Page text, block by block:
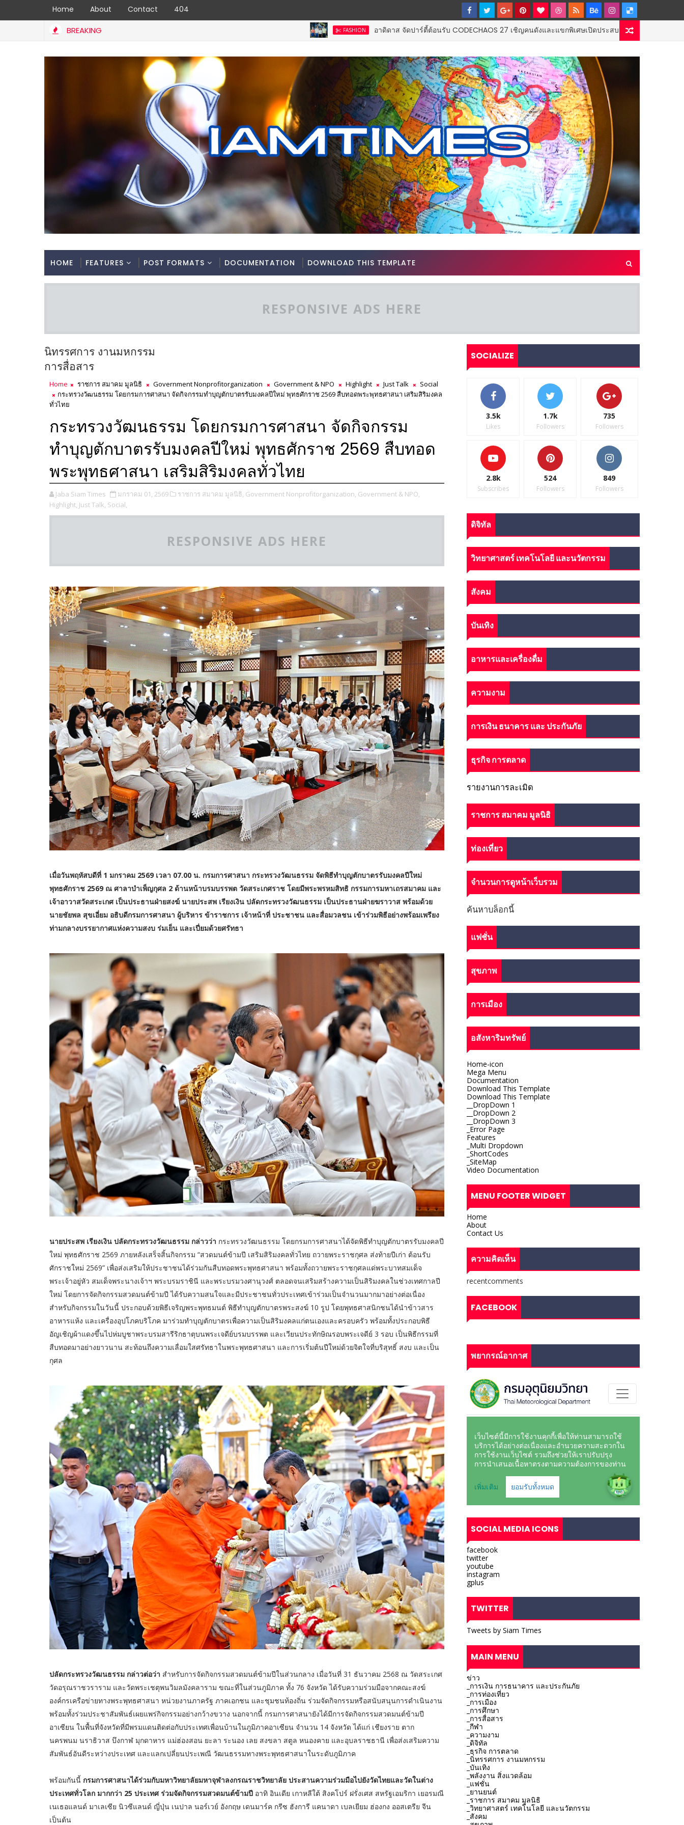
Home About Contact 404
BREAKING อาดิดาส จัดปาร์ตี้ต้อนรับ CODECHAOS 27 เชิญคนดังและแขกพิเศษเปิดประสบการณ์สุดมันส์ “THE CODECHAOS
HOME FEATURES POST FORMATS DOCUMENTATION DOWNLOAD THIS TEMPLATE
RESPONSIVE ADS HERE
นิทรรศการ งานมหกรรม
การสื่อสาร
Home ราชการ สมาคม มูลนิธิ Government Nonprofitorganization Government & NPO Highlight Just Talk
Social
กระทรวงวัฒนธรรม โดยกรมการศาสนา จัดกิจกรรมทำบุญตักบาตรรับมงคลปีใหม่ พุทธศักราช 2569 สืบทอดพระพุทธศาสนา เสริมสิริมงคล
ทั่วไทย
กระทรวงวัฒนธรรม โดยกรมการศาสนา จัดกิจกรรม
ทำบุญตักบาตรรับมงคลปีใหม่ พุทธศักราช 2569 สืบทอด
พระพุทธศาสนา เสริมสิริมงคลทั่วไทย
Jaba Siam Times มกราคม 01, 2569 ราชการ สมาคม มูลนิธิ, Government Nonprofitorganization, Government & NPO,
Highlight, Just Talk, Social,
RESPONSIVE ADS HERE
เมื่อวันพฤหัสบดีที่ 1 มกราคม 2569 เวลา 07.00 น. กรมการศาสนา กระทรวงวัฒนธรรม จัดพิธีทำบุญตักบาตรรับมงคลปีใหม่
พุทธศักราช 2569 ณ ศาลาบำเพ็ญกุศล 2 ด้านหน้าบรมบรรพต วัดสระเกศราช โดยมีพระพรหมสิทธิ กรรมการมหาเถรสมาคม และ
เจ้าอาวาสวัดสระเกศ เป็นประธานฝ่ายสงฆ์ นายประสพ เรียงเงิน ปลัดกระทรวงวัฒนธรรม เป็นประธานฝ่ายฆราวาส พร้อมด้วย
นายชัยพล สุขเอี่ยม อธิบดีกรมการศาสนา ผู้บริหาร ข้าราชการ เจ้าหน้าที่ ประชาชน และสื่อมวลชน เข้าร่วมพิธีอย่างพร้อมเพรียง
ท่ามกลางบรรยากาศแห่งความสงบ ร่มเย็น และเปี่ยมด้วยศรัทธา
นายประสพ เรียงเงิน ปลัดกระทรวงวัฒนธรรม กล่าวว่า กระทรวงวัฒนธรรม โดยกรมการศาสนาได้จัดพิธีทำบุญตักบาตรรับมงคลปี
ใหม่ พุทธศักราช 2569 ภายหลังเสร็จสิ้นกิจกรรม “สวดมนต์ข้ามปี เสริมสิริมงคลทั่วไทย ถวายพระราชกุศล ส่งท้ายปีเก่า ต้อนรับ
ศักราชใหม่ 2569” เพื่อส่งเสริมให้ประชาชนได้ร่วมกันสืบทอดพระพุทธศาสนา พร้อมทั้งถวายพระราชกุศลแด่พระบาทสมเด็จ
พระเจ้าอยู่หัว สมเด็จพระนางเจ้าฯ พระบรมราชินี และพระบรมวงศานุวงศ์ ตลอดจนเสริมสร้างความเป็นสิริมงคลในช่วงเทศกาลปี
ใหม่ โดยการจัดกิจกรรมสวดมนต์ข้ามปี ได้รับความสนใจและมีประชาชนทั่วประเทศเข้าร่วมเป็นจำนวนมากมาอย่างต่อเนื่อง
สำหรับกิจกรรมในวันนี้ ประกอบด้วยพิธีเจริญพระพุทธมนต์ พิธีทำบุญตักบาตรพระสงฆ์ 10 รูป โดยพุทธศาสนิกชนได้นำข้าวสาร
อาหารแห้ง และเครื่องอุปโภคบริโภค มาร่วมทำบุญตักบาตรเพื่อความเป็นสิริมงคลแก่ตนเองและครอบครัว พร้อมทั้งประกอบพิธี
อัญเชิญผ้าแดงขึ้นไปห่มบูชาพระบรมสารีริกธาตุบนพระเจดีย์บรมบรรพต และเวียนประทักษิณรอบพระเจดีย์ 3 รอบ เป็นพิธีกรรมที่
สืบทอดมาอย่างยาวนาน สะท้อนถึงความเลื่อมใสศรัทธาในพระพุทธศาสนา และการเริ่มต้นปีใหม่ด้วยจิตใจที่บริสุทธิ์ สงบ และเป็น
กุศล
ปลัดกระทรวงวัฒนธรรม กล่าวต่อว่า สำหรับการจัดกิจกรรมสวดมนต์ข้ามปีในส่วนกลาง เมื่อวันที่ 31 ธันวาคม 2568 ณ วัดสระเกศ
วัดอรุณราชวราราม และวัดพระเชตุพนวิมลมังคลาราม ขณะที่ในส่วนภูมิภาค ทั้ง 76 จังหวัด ได้รับความร่วมมือจากคณะสงฆ์
องค์กรเครือข่ายทางพระพุทธศาสนา หน่วยงานภาครัฐ ภาคเอกชน และชุมชนท้องถิ่น ร่วมจัดกิจกรรมหรือสนับสนุนการดำเนินงาน
พร้อมทั้งร่วมประชาสัมพันธ์เผยแพร่กิจกรรมอย่างกว้างขวาง นอกจากนี้ กรมการศาสนายังได้มีการจัดกิจกรรมสวดมนต์ข้ามปี
อาเซียน ในพื้นที่จังหวัดที่มีพรมแดนติดต่อกับประเทศเพื่อนบ้านในภูมิภาคอาเซียน จำนวน 14 จังหวัด ได้แก่ เชียงราย ตาก
นครพนม นราธิวาส บึงกาฬ มุกดาหาร แม่ฮ่องสอน ยะลา ระนอง เลย สงขลา สตูล หนองคาย และอุบลราชธานี เพื่อส่งเสริมความ
สัมพันธ์อันดีระหว่างประเทศ และแลกเปลี่ยนประเพณี วัฒนธรรมทางพระพุทธศาสนาในระดับภูมิภาค
พร้อมกันนี้ กรมการศาสนาได้ร่วมกับมหาวิทยาลัยมหาจุฬาลงกรณราชวิทยาลัย ประสานความร่วมมือไปยังวัดไทยและวัดในต่าง
ประเทศทั่วโลก มากกว่า 25 ประเทศ ร่วมจัดกิจกรรมสวดมนต์ข้ามปี อาทิ อินเดีย เกาหลีใต้ สิงคโปร์ ฝรั่งเศส สหรัฐเอมริกา เยอรมณี
เนเธอแลนด์ มาเลเซีย นิวซีแลนด์ ญี่ปุ่น เนปาล นอร์เวย์ อังกฤษ เดนมาร์ค กรีซ ฮังการี แคนาดา เบลเยียม ฮ่องกง ออสเตรีย จีน
เป็นต้น
SOCIALIZE
3.5k
Likes
1.7k
Followers
735
Followers
2.8k
Subscribes
524
Followers
849
Followers
ดิจิทัล
วิทยาศาสตร์ เทคโนโลยี และนวัตกรรม
สังคม
บันเทิง
อาหารและเครื่องดื่ม
ความงาม
การเงิน ธนาคาร และ ประกันภัย
ธุรกิจ การตลาด
รายงานการละเมิด
ราชการ สมาคม มูลนิธิ
ท่องเที่ยว
จำนวนการดูหน้าเว็บรวม
ค้นหาบล็อกนี้
แฟชั่น
สุขภาพ
การเมือง
อสังหาริมทรัพย์
Home-icon
Mega Menu
Documentation
Download This Template
Download This Template
__DropDown 1
__DropDown 2
__DropDown 3
_Error Page
Features
_Multi Dropdown
_ShortCodes
_SiteMap
Video Documentation
MENU FOOTER WIDGET
Home
About
Contact Us
ความคิดเห็น
recentcomments
FACEBOOK
พยากรณ์อากาศ
SOCIAL MEDIA ICONS
facebook
twitter
youtube
instagram
gplus
TWITTER
Tweets by Siam Times
MAIN MENU
ข่าว
_การเงิน การธนาคาร และประกันภัย
_การท่องเที่ยว
_การเมือง
_การศึกษา
_การสื่อสาร
_กีฬา
_ความงาม
_ดิจิทัล
_ธุรกิจ การตลาด
_นิทรรศการ งานมหกรรม
_บันเทิง
_พลังงาน สิ่งแวดล้อม
_แฟชั่น
_ยานยนต์
_ราชการ สมาคม มูลนิธิ
_วิทยาศาสตร์ เทคโนโลยี และนวัตกรรม
_สังคม